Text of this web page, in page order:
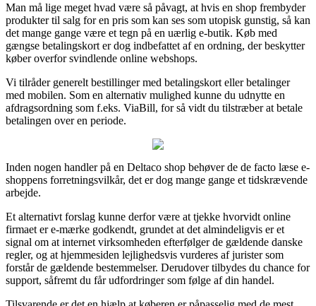
Man må lige meget hvad være så påvagt, at hvis en shop frembyder
produkter til salg for en pris som kan ses som utopisk gunstig, så kan
det mange gange være et tegn på en uærlig e-butik. Køb med
gængse betalingskort er dog indbefattet af en ordning, der beskytter
køber overfor svindlende online webshops.
Vi tilråder generelt bestillinger med betalingskort eller betalinger
med mobilen. Som en alternativ mulighed kunne du udnytte en
afdragsordning som f.eks. ViaBill, for så vidt du tilstræber at betale
betalingen over en periode.
Inden nogen handler på en Deltaco shop behøver de de facto læse e-
shoppens forretningsvilkår, det er dog mange gange et tidskrævende
arbejde.
Et alternativt forslag kunne derfor være at tjekke hvorvidt online
firmaet er e-mærke godkendt, grundet at det almindeligvis er et
signal om at internet virksomheden efterfølger de gældende danske
regler, og at hjemmesiden lejlighedsvis vurderes af jurister som
forstår de gældende bestemmelser. Derudover tilbydes du chance for
support, såfremt du får udfordringer som følge af din handel.